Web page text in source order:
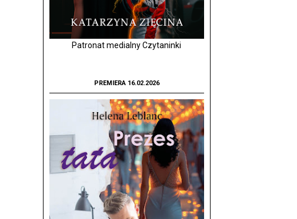
Patronat medialny Czytaninki
PREMIERA 16.02.2026